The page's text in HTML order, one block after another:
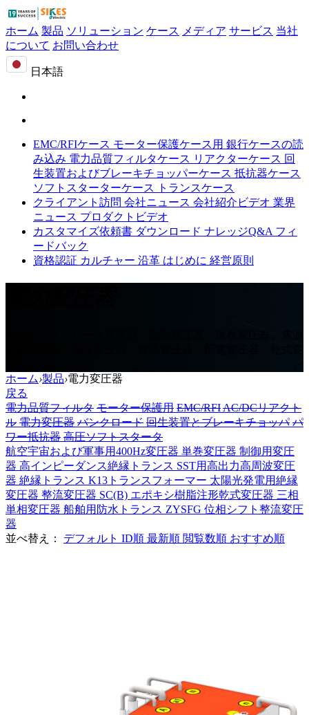
ホーム 製品 ソリューション ケース メディア サービス 当社
について お問い合わせ
日本語
EMC/RFIケース モーター保護ケース用 銀行ケースの読
み込み 電力品質フィルタケース リアクターケース 回
生装置およびブレーキチョッパーケース 抵抗器ケース
ソフトスターターケース
トランスケース
クライアント訪問 会社ニュース 会社紹介ビデオ 業界
ニュース プロダクトビデオ
カスタマイズ依頼書 ダウンロード ナレッジQ&A フィ
ードバック
資格認証 カルチャー 沿革 はじめに 経営原則
ホーム›製品›電力変圧器
戻る
電力品質フィルタ モーター保護用 EMC/RFIAC/DCリアクト
ル 電力変圧器 バンクロード 回生装置とブレーキチョッパ パ
ワー抵抗器 高圧ソフトスタータ
航空宇宙および軍事用400Hz変圧器 単巻変圧器 制御用変圧
器 高インピーダンス絶縁トランス SST用高出力高周波変圧
器 絶縁トランス K13トランスフォーマー 太陽光発電用絶縁
変圧器 整流変圧器 SC(B) エポキシ樹脂注形乾式変圧器 三相
単相変圧器 船舶用防水トランス ZYSFG 位相シフト整流変圧
器
並べ替え：
デフォルト ID順 最新順 閲覧数順 おすすめ順